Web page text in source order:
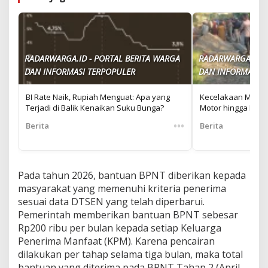
RADARWARGA.ID - PORTAL BERITA WARGA
DAN INFORMASI TERPOPULER
BI Rate Naik, Rupiah Menguat: Apa yang
Terjadi di Balik Kenaikan Suku Bunga?
Berita
•••
RADARWARGA.ID
DAN INFORMASI
Kecelakaan
Motor hingga
Berita
Pada tahun 2026, bantuan BPNT diberikan kepada
masyarakat yang memenuhi kriteria penerima
sesuai data DTSEN yang telah diperbarui.
Pemerintah memberikan bantuan BPNT sebesar
Rp200 ribu per bulan kepada setiap Keluarga
Penerima Manfaat (KPM). Karena pencairan
dilakukan per tahap selama tiga bulan, maka total